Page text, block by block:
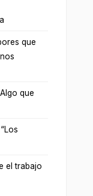
que
que
el trabajo